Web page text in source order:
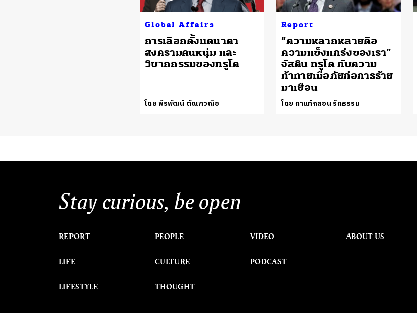
Global Affairs
การเลือกตั้งแคนาดา
สงครามคนหนุ่ม และ
วิบากกรรมของทรูโด
โดย พีรพัฒน์ ตัณฑวณิช
Report
“ความหลากหลายคือ
ความแข็งแกร่งของเรา”
จัสติน ทรูโด กับความ
ท้าทายเมื่อภัยก่อการร้าย
มาเยือน
โดย กานท์กลอน รักธรรม
Stay curious, be open
REPORT
LIFE
LIFESTYLE
PEOPLE
CULTURE
THOUGHT
VIDEO
PODCAST
ABOUT US